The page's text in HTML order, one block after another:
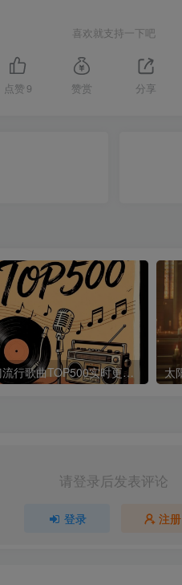
喜欢就支持一下吧
点赞 9 赞赏 分享
热门流行歌曲TOP500实时更新192khz/24bit【母带音质】
请登录后发表评论
登录 注册